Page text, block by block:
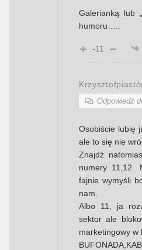
Galerianką lub
humoru…..
-11
Odpowiedź
Osobiście lubię
ale to się nie
Znajdź
numery 11,12.
fajnie wymyśli
nam.
Albo 11, ja
sektor ale
marketingowy w